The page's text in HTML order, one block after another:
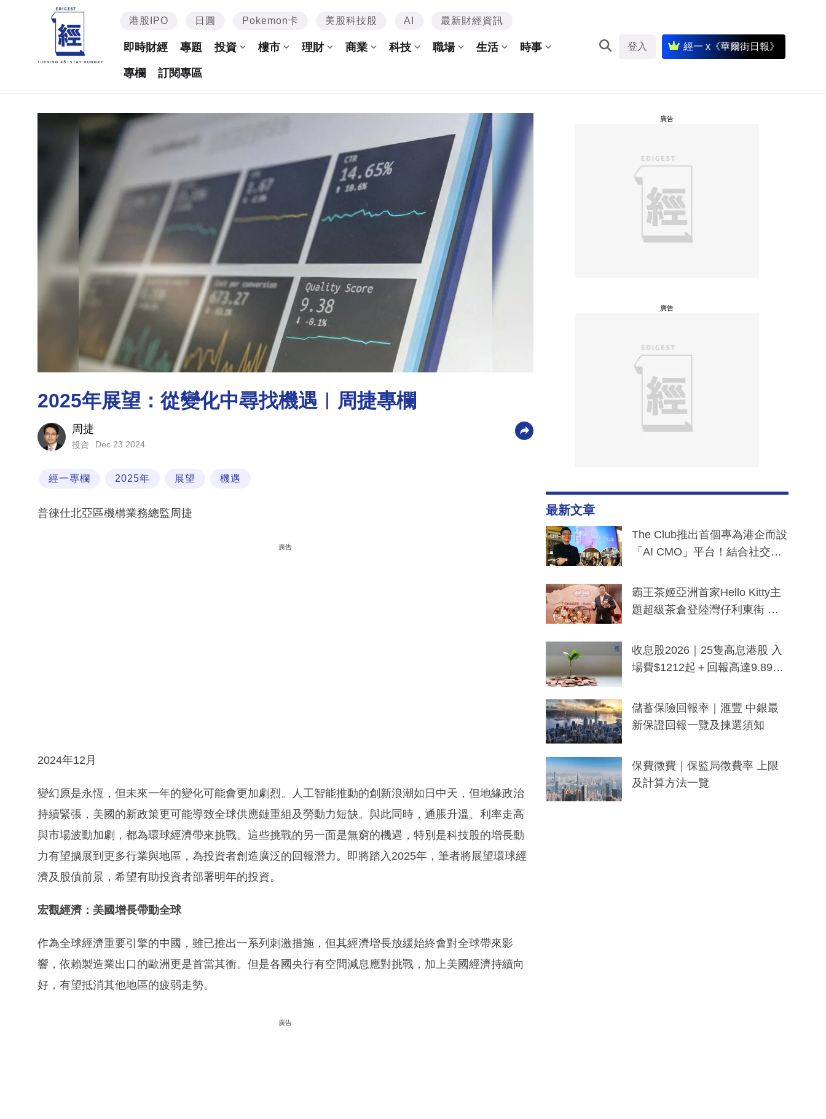
港股IPO 日圓 Pokemon卡 美股科技股 AI 最新財經資訊
即時財經 專題 投資 樓市 理財 商業 科技 職場 生活 時事
專欄 訂閱專區
登入 經一 x《華爾街日報》
2025年展望：從變化中尋找機遇︳周捷專欄
周捷
投資 Dec 23 2024
經一專欄 2025年 展望 機遇
普徠仕北亞區機構業務總監周捷
廣告
2024年12月
變幻原是永恆，但未來一年的變化可能會更加劇烈。人工智能推動的創新浪潮如日中天，但地緣政治
持續緊張，美國的新政策更可能導致全球供應鏈重組及勞動力短缺。與此同時，通脹升溫、利率走高
與市場波動加劇，都為環球經濟帶來挑戰。這些挑戰的另一面是無窮的機遇，特別是科技股的增長動
力有望擴展到更多行業與地區，為投資者創造廣泛的回報潛力。即將踏入2025年，筆者將展望環球經
濟及股債前景，希望有助投資者部署明年的投資。
宏觀經濟：美國增長帶動全球
作為全球經濟重要引擎的中國，雖已推出一系列刺激措施，但其經濟增長放緩始終會對全球帶來影
響，依賴製造業出口的歐洲更是首當其衝。但是各國央行有空間減息應對挑戰，加上美國經濟持續向
好，有望抵消其他地區的疲弱走勢。
廣告
廣告
廣告
最新文章
The Club推出首個專為港企而設
「AI CMO」平台！結合社交聆
分鐘生成「貼地」宣傳短片
霸王茶姬亞洲首家Hello Kitty主
題超級茶倉登陸灣仔利東街 推
y及香港限定特調系列
收息股2026｜25隻高息港股 入
場費$1212起＋回報高達9.89
儲蓄保險回報率｜滙豐 中銀最
新保證回報一覽及揀選須知
保費徵費｜保監局徵費率 上限
及計算方法一覽